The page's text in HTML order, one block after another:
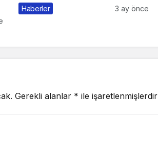
Haberler 3 ay önce
Gerekli alanlar * ile işaretlenmişlerdir